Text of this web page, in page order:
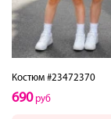
Костюм #23472370
690руб